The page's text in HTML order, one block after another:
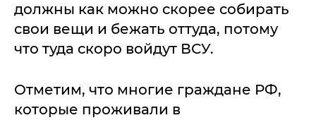
должны как можно скорее собирать
свои вещи и бежать оттуда, потому
что туда скоро войдут ВСУ.
Отметим, что многие граждане РФ,
которые проживали в